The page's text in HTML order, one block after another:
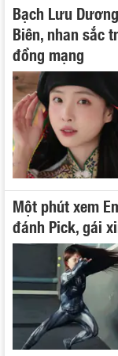
Bạch Lưu
Biên, nhan sắc
đồng mạng
Một phút xem
đánh Pick, gái